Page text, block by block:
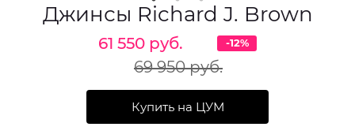
Джинсы Richard J. Brown
61 550 руб.
69 950 руб.
-12%
Купить на ЦУМ